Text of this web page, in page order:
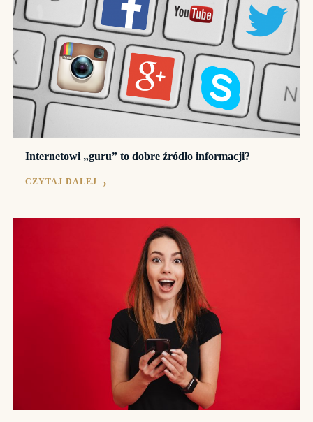
Internetowi „guru” to dobre źródło informacji?
CZYTAJ DALEJ